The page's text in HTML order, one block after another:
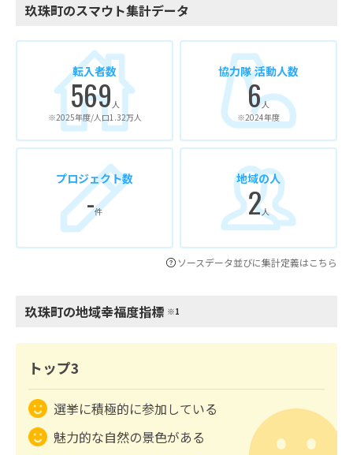
玖珠町のスマウト集計データ
転入者数
569 人
※2025年度/人口1.32万人
協力隊 活動人数
6人
※2024年度
プロジェクト数
-件
地域の人
2人
ソースデータ並びに集計定義はこちら
玖珠町の地域幸福度指標 ※1
トップ3
選挙に積極的に参加している
魅力的な自然の景色がある